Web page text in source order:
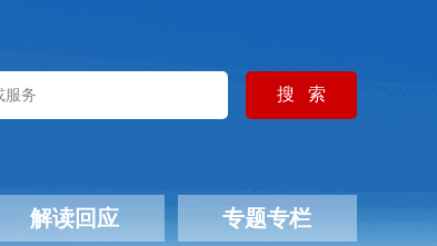
解读回应 专题专栏